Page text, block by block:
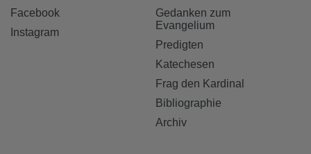
Facebook
Instagram
Gedanken zum
Evangelium
Predigten
Katechesen
Frag den Kardinal
Bibliographie
Archiv